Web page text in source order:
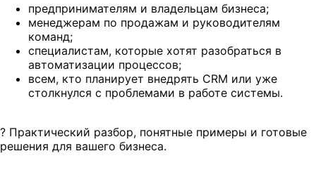
предпринимателям и владельцам бизнеса;
менеджерам по продажам и руководителям
команд;
специалистам, которые хотят разобраться в
автоматизации процессов;
всем, кто планирует внедрять CRM или уже
столкнулся с проблемами в работе системы.
? Практический разбор, понятные примеры и готовые
решения для вашего бизнеса.